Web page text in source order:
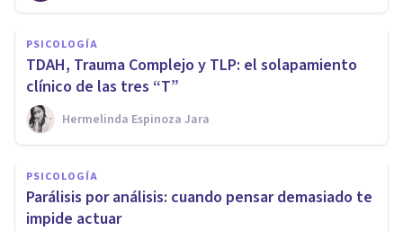
PSICOLOGÍA
TDAH, Trauma Complejo y TLP: el solapamiento
clínico de las tres “T”
Hermelinda Espinoza Jara
PSICOLOGÍA
Parálisis por análisis: cuando pensar demasiado te
impide actuar